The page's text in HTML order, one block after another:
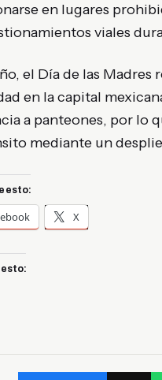
en lugares
viales
el Día de las
en la capital
a panteones, por lo
mediante un
esto:
X
esto: